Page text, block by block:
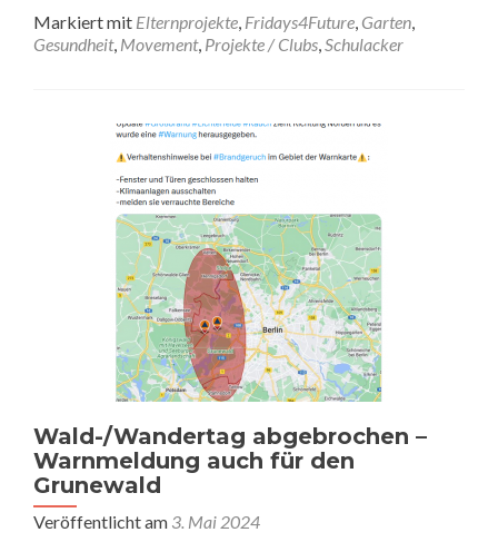
Markiert mit Elternprojekte, Fridays4Future, Garten,
Gesundheit, Movement, Projekte / Clubs,Schulacker
Wald-/Wandertag abgebrochen –
Warnmeldung auch für den
Grunewald
Veröffentlicht am 3. Mai 2024